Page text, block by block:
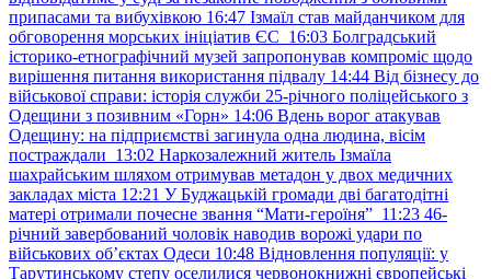
припасами та вибухівкою 16:47 Ізмаїл став майданчиком для
обговорення морських ініціатив ЄС 16:03 Болградський
історико-етнографічний музей запропонував компроміс щодо
вирішення питання використання підвалу 14:44 Від бізнесу до
військової справи: історія служби 25-річного поліцейського з
Одещини з позивним «Горн» 14:06 Вдень ворог атакував
Одещину: на підприємстві загинула одна людина, вісім
постраждали 13:02 Наркозалежний житель Ізмаїла
шахрайським шляхом отримував метадон у двох медичних
закладах міста 12:21 У Буджацькій громади дві багатодітні
матері отримали почесне звання “Мати-героїня” 11:23 46-
річний завербований чоловік наводив ворожі удари по
військових обʼєктах Одеси 10:48 Відновлення популяції: у
Тарутинському степу оселилися червонокнижні європейські